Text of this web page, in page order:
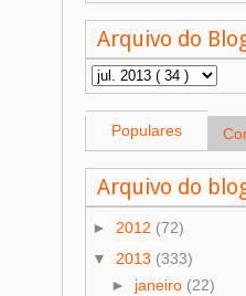
Arquivo do
Populares
Arquivo do
► 2012 (72)
▼ 2013 (333)
► janeiro (22)